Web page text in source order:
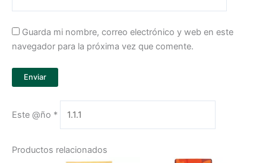
Guarda mi nombre, correo electrónico y web en este
navegador para la próxima vez que comente.
Este @ño *
Productos relacionados